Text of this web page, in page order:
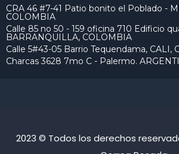
CRA 46 #7-41 Patio bonito el Poblado -
COLOMBIA
Calle 85 no 50 - 159 oficina 710 Edificio
BARRANQUILLA, COLOMBIA
Calle 5#43-05 Barrio Tequendama, CALI,
Charcas 3628 7mo C - Palermo.
2023 © Todos los derechos